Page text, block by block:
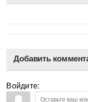
Добавить
Войдите: